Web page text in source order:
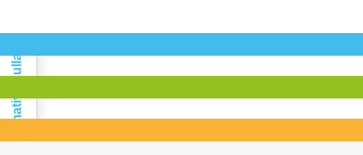
Informativa sulla raccolta